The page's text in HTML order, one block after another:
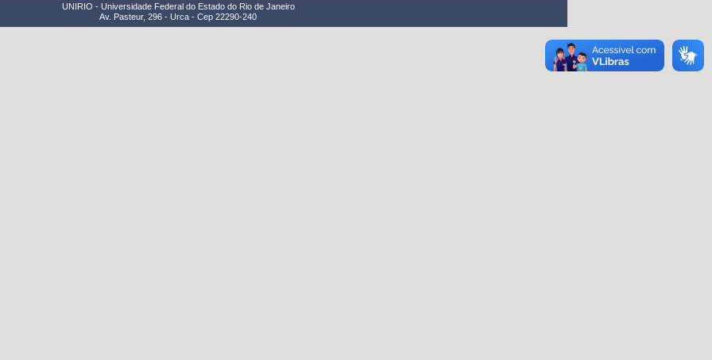
UNIRIO - Universidade Federal do Estado do Rio de Janeiro
Av. Pasteur, 296 - Urca - Cep 22290-240